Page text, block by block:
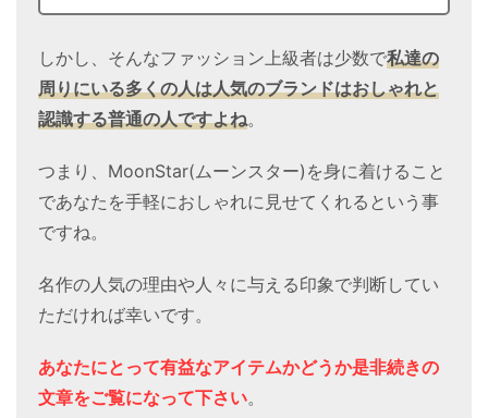
しかし、そんなファッション上級者は少数で私達の
周りにいる多くの人は人気のブランドはおしゃれと
認識する普通の人ですよね。
つまり、MoonStar(ムーンスター)を身に着けること
であなたを手軽におしゃれに見せてくれるという事
ですね。
名作の人気の理由や人々に与える印象で判断してい
ただければ幸いです。
あなたにとって有益なアイテムかどうか是非続きの
文章をご覧になって下さい。